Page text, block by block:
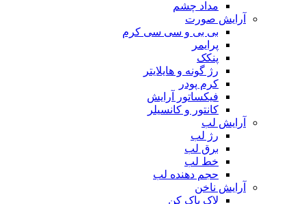
مداد چشم
آرایش صورت
بی بی و سی سی کرم
پرایمر
پنکک
رژ گونه و هایلایتر
کرم پودر
فیکساتور آرایش
کانتور و کانسیلر
آرایش لب
رژ لب
برق لب
خط لب
حجم دهنده لب
آرایش ناخن
لاک پاک کن